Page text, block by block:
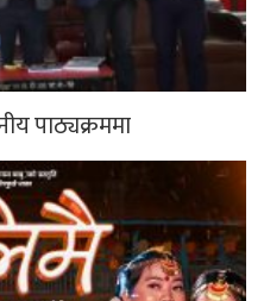
पाठ्यक्रममा